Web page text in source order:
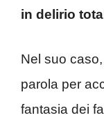
in delirio
Nel suo
parola per
fantasia dei